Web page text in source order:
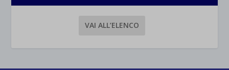
VAI ALL’ELENCO